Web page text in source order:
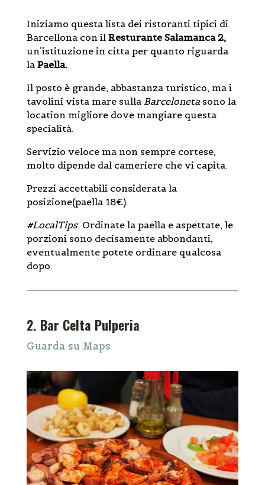
Iniziamo questa lista dei ristoranti tipici di
Barcellona con il Resturante Salamanca 2,
un’istituzione in citta per quanto riguarda
la Paella.
Il posto è grande, abbastanza turistico, ma i
tavolini vista mare sulla Barcelonetasono la
location migliore dove mangiare questa
specialità.
Servizio veloce ma non sempre cortese,
molto dipende dal cameriere che vi capita.
Prezzi accettabili considerata la
posizione(paella 18€).
#LocalTips: Ordinate la paella e aspettate, le
porzioni sono decisamente abbondanti,
eventualmente potete ordinare qualcosa
dopo.
2. Bar Celta Pulperia
Guarda su Maps